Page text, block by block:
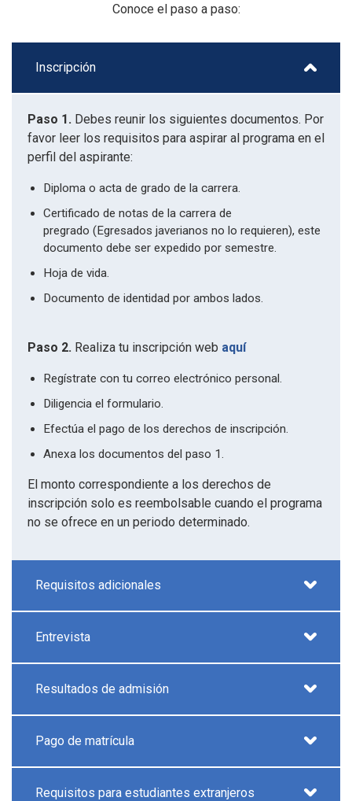
Conoce el paso a paso:
Inscripción
Paso 1. Debes reunir los siguientes documentos. Por
favor leer los requisitos para aspirar al programa en el
perfil del aspirante:
Diploma o acta de grado de la carrera.
Certificado de notas de la carrera de
pregrado (Egresados javerianos no lo requieren), este
documento debe ser expedido por semestre.
Hoja de vida.
Documento de identidad por ambos lados.
Paso 2. Realiza tu inscripción web aquí
Regístrate con tu correo electrónico personal.
Diligencia el formulario.
Efectúa el pago de los derechos de inscripción.
Anexa los documentos del paso 1.
El monto correspondiente a los derechos de
inscripción solo es reembolsable cuando el programa
no se ofrece en un periodo determinado.
Requisitos adicionales
Entrevista
Resultados de admisión
Pago de matrícula
Requisitos para estudiantes extranjeros